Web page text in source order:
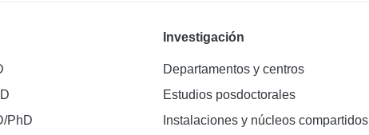
PhD
Investigación
Departamentos y centros
Estudios posdoctorales
Instalaciones y núcleos compartidos